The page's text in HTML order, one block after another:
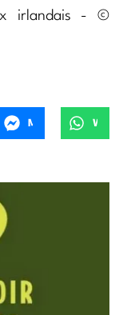
irlandais - ©